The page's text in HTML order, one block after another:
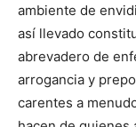
ambiente de
así llevado
abrevadero de
arrogancia y
carentes a